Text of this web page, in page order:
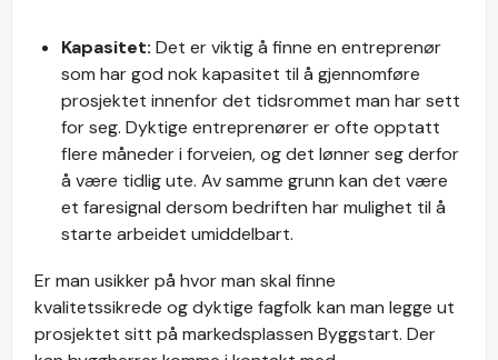
Kapasitet: Det er viktig å finne en entreprenør
som har god nok kapasitet til å gjennomføre
prosjektet innenfor det tidsrommet man har sett
for seg. Dyktige entreprenører er ofte opptatt
flere måneder i forveien, og det lønner seg derfor
å være tidlig ute. Av samme grunn kan det være
et faresignal dersom bedriften har mulighet til å
starte arbeidet umiddelbart.
Er man usikker på hvor man skal finne
kvalitetssikrede og dyktige fagfolk kan man legge ut
prosjektet sitt på markedsplassen Byggstart. Der